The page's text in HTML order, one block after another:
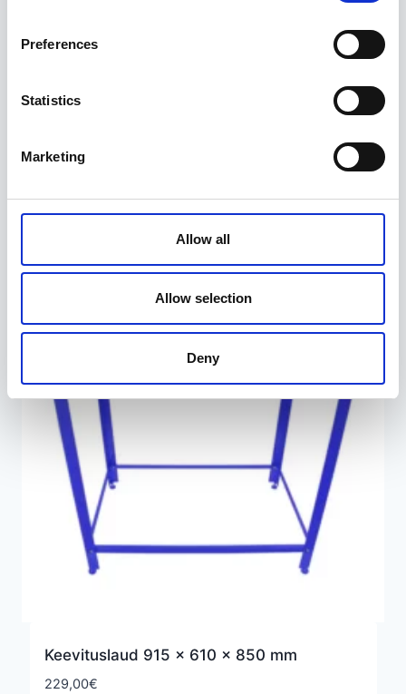
Preferences
Statistics
Marketing
Allow all
Allow selection
Deny
Kütusekäru 53l, käsipumbaga
Keevituslaud 915 x 610 x 850 mm
229,00€